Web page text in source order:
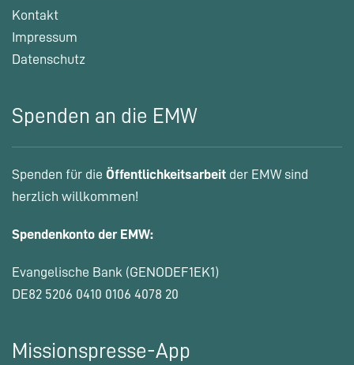
Kontakt
Impressum
Datenschutz
Spenden an die EMW
Spenden für die Öffentlichkeitsarbeit der EMW sind
herzlich willkommen!
Spendenkonto der EMW:
Evangelische Bank (GENODEF1EK1)
DE82 5206 0410 0106 4078 20
Missionspresse-App